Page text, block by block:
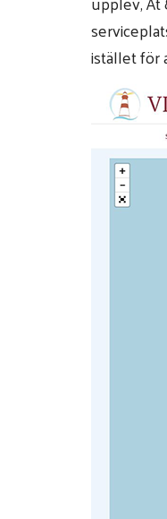
istället för